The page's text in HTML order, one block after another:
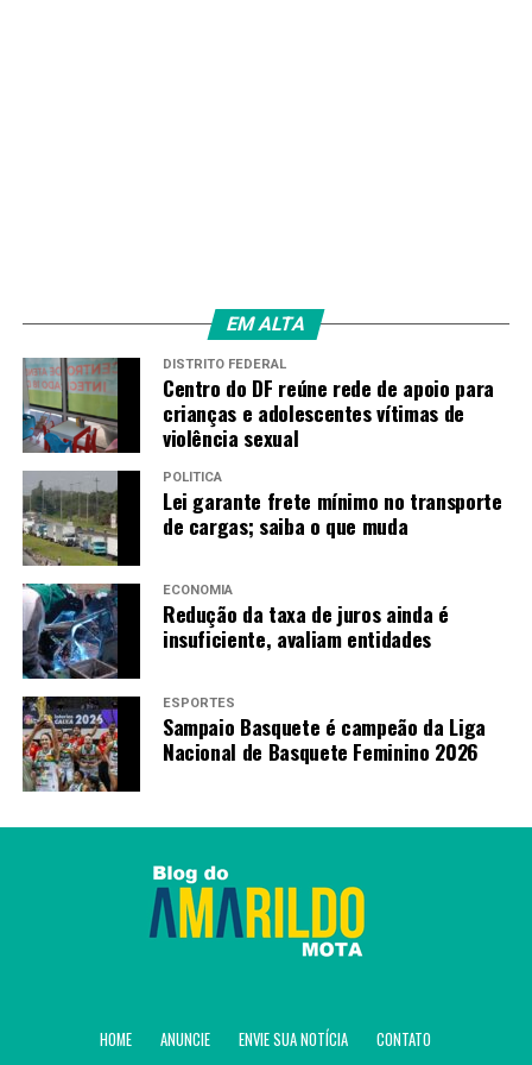
EM ALTA
DISTRITO FEDERAL
Centro do DF reúne rede de apoio para
crianças e adolescentes vítimas de
violência sexual
POLÍTICA
Lei garante frete mínimo no transporte
de cargas; saiba o que muda
ECONOMIA
Redução da taxa de juros ainda é
insuficiente, avaliam entidades
ESPORTES
Sampaio Basquete é campeão da Liga
Nacional de Basquete Feminino 2026
HOME ANUNCIE ENVIE SUA NOTÍCIA CONTATO